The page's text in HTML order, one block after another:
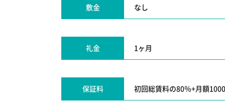
敷金 なし
礼金 1ヶ月
保証料 初回総賃料の80％+月額